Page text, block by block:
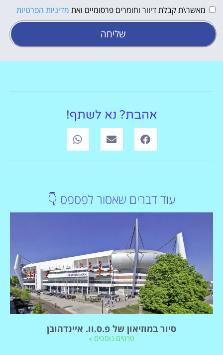
מאשר\ת קבלת דיוור וחומרים פרסומיים ואת מדיניות הפרטיות
שליחה
אהבת? נא לשתף!
עוד דברים שאסור לפספס 👇
סיור במוזיאון של פ.ס.וו. איינדהובן
פרטים נוספים »